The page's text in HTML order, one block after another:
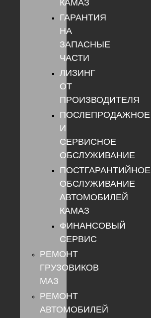
КАМАЗ
ГАРАНТИЯ
НА
ЗАПАСНЫЕ
ЧАСТИ
ЛИЗИНГ
ОТ
ПРОИЗВОДИТЕЛЯ
ПОСЛЕПРОДАЖНОЕ
И
СЕРВИСНОЕ
ОБСЛУЖИВАНИЕ
ПОСТГАРАНТИЙНОЕ
ОБСЛУЖИВАНИЕ
АВТОМОБИЛЕЙ
КАМАЗ
ФИНАНСОВЫЙ
СЕРВИС
РЕМОНТ
ГРУЗОВИКОВ
МАЗ
РЕМОНТ
АВТОМОБИЛЕЙ